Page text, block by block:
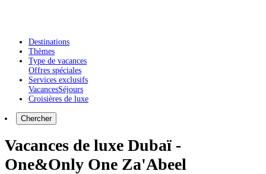
Destinations
Thèmes
Type de vacances
Offres spéciales
Services exclusifs
VacancesSéjours
Croisières de luxe
Chercher
Vacances de luxe Dubaï -
One&Only One Za'Abeel